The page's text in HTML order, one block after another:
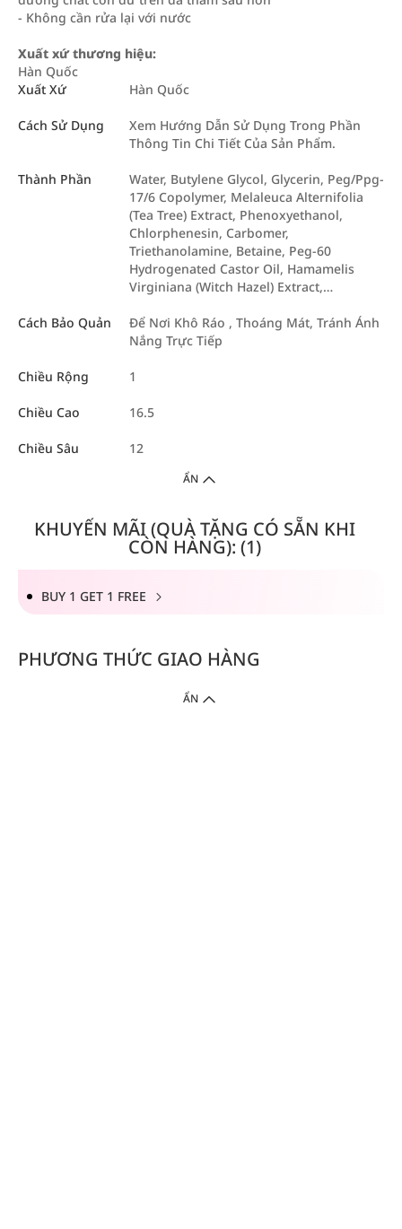
- Không cần rửa lại với nước
Xuất xứ thương hiệu:
Hàn Quốc
Xuất Xứ
Hàn Quốc
Cách Sử Dụng
Xem Hướng Dẫn Sử Dụng Trong Phần
Thông Tin Chi Tiết Của Sản Phẩm.
Thành Phần
Water, Butylene Glycol, Glycerin, Peg/Ppg-
17/6 Copolymer, Melaleuca Alternifolia
(Tea Tree) Extract, Phenoxyethanol,
Chlorphenesin, Carbomer,
Triethanolamine, Betaine, Peg-60
Hydrogenated Castor Oil, Hamamelis
Virginiana (Witch Hazel) Extract,…
Cách Bảo Quản
Để Nơi Khô Ráo , Thoáng Mát, Tránh Ánh
Nắng Trực Tiếp
Chiều Rộng 1
Chiều Cao 16.5
Chiều Sâu 12
ẨN
KHUYẾN MÃI (QUÀ TẶNG CÓ SẴN KHI
CÒN HÀNG): (1)
BUY 1 GET 1 FREE
PHƯƠNG THỨC GIAO HÀNG
ẨN